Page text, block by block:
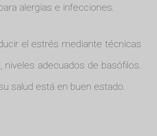
alergias e infecciones.
el estrés mediante técnicas
adecuados de basófilos.
salud está en buen estado.